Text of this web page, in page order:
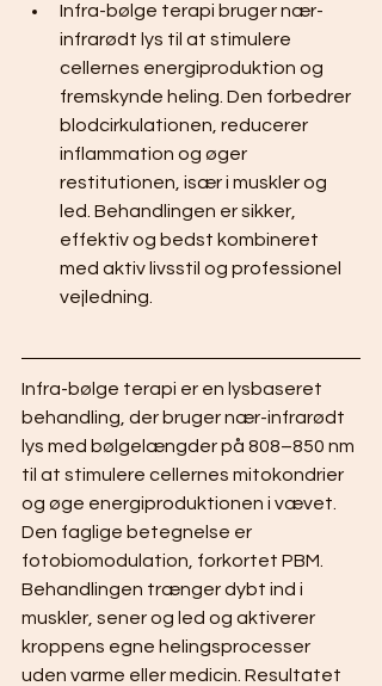
Infra-bølge terapi bruger nær-
infrarødt lys til at stimulere
cellernes energiproduktion og
fremskynde heling. Den forbedrer
blodcirkulationen, reducerer
inflammation og øger
restitutionen, især i muskler og
led. Behandlingen er sikker,
effektiv og bedst kombineret
med aktiv livsstil og professionel
vejledning.
Infra-bølge terapi er en lysbaseret
behandling, der bruger nær-infrarødt
lys med bølgelængder på 808–850 nm
til at stimulere cellernes mitokondrier
og øge energiproduktionen i vævet.
Den faglige betegnelse er
fotobiomodulation, forkortet PBM.
Behandlingen trænger dybt ind i
muskler, sener og led og aktiverer
kroppens egne helingsprocesser
uden varme eller medicin. Resultatet